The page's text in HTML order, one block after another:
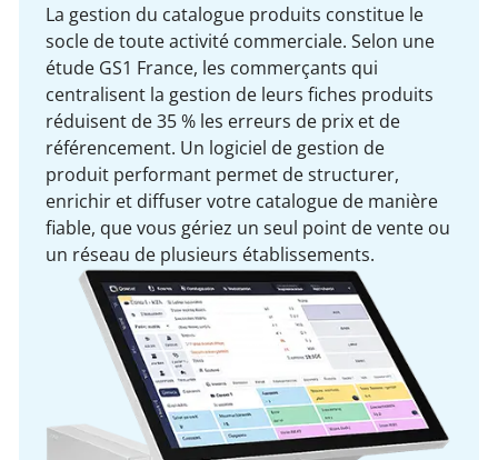
La gestion du catalogue produits constitue le
socle de toute activité commerciale. Selon une
étude GS1 France, les commerçants qui
centralisent la gestion de leurs fiches produits
réduisent de 35 % les erreurs de prix et de
référencement. Un logiciel de gestion de
produit performant permet de structurer,
enrichir et diffuser votre catalogue de manière
fiable, que vous gériez un seul point de vente ou
un réseau de plusieurs établissements.